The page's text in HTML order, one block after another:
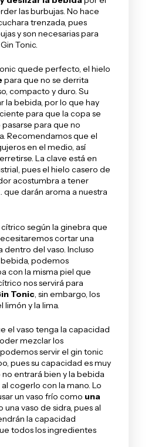
las burbujas. No hace
trenzada, pues
y son necesarias para
Tonic.
quede perfecto, el hielo
para que no se derrita
compacto y duro. Su
la bebida, por lo que hay
para que la copa se
para que no
Recomendamos que el
en el medio, así
La clave está en
pues el hielo casero de
acostumbra a tener
que darán aroma a nuestra
según la ginebra que
cortar una
dentro del vaso. Incluso
podemos
con la misma piel que
nos servirá para
Tonic, sin embargo, los
limón y la lima.
el vaso tenga la capacidad
mezclar los
servir el gin tonic
pues su capacidad es muy
entrará bien y la bebida
cogerlo con la mano. Lo
un vaso frío como una
una vaso de sidra, pues al
la capacidad
todos los ingredientes